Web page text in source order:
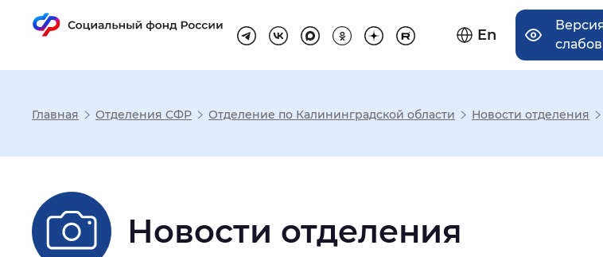
En
Настройка режима
Размер шрифта
Главная Отделения СФР Отделение по Калининградской области Новости отделения
Новости отделения